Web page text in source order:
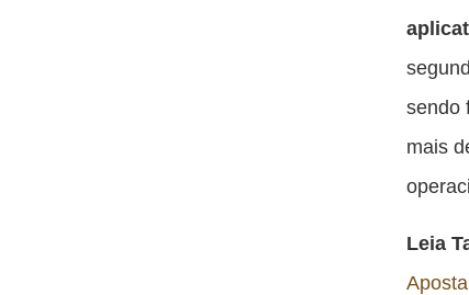
sendo
mais
Leia